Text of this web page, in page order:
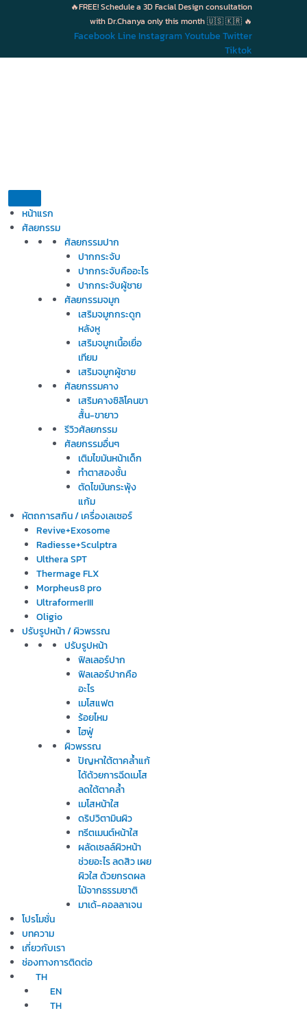
🔥FREE! Schedule a 3D Facial Design consultation
with Dr.Chanya only this month 🇺🇸 🇰🇷 🔥
Facebook Line Instagram Youtube Twitter
Tiktok
หน้าแรก
ศัลยกรรม
ศัลยกรรมปาก
ปากกระจับ
ปากกระจับคืออะไร
ปากกระจับผู้ชาย
ศัลยกรรมจมูก
เสริมจมูกกระดูก
หลังหู
เสริมจมูกเนื้อเยื่อ
เทียม
เสริมจมูกผู้ชาย
ศัลยกรรมคาง
เสริมคางซิลิโคนขา
สั้น-ขายาว
รีวิวศัลยกรรม
ศัลยกรรมอื่นๆ
เติมไขมันหน้าเด็ก
ทำตาสองชั้น
ตัดไขมันกระพุ้ง
แก้ม
หัตถการสกิน / เครื่องเลเซอร์
Revive+Exosome
Radiesse+Sculptra
Ulthera SPT
Thermage FLX
Morpheus8 pro
UltraformerIII
Oligio
ปรับรูปหน้า / ผิวพรรณ
ปรับรูปหน้า
ฟิลเลอร์ปาก
ฟิลเลอร์ปากคือ
อะไร
เมโสแฟต
ร้อยไหม
ไฮฟู่
ผิวพรรณ
ปัญหาใต้ตาคล้ำแก้
ได้ด้วยการฉีดเมโส
ลดใต้ตาคล้ำ
เมโสหน้าใส
ดริปวิตามินผิว
ทรีตเมนต์หน้าใส
ผลัดเซลล์ผิวหน้า
ช่วยอะไร ลดสิว เผย
ผิวใส ด้วยกรดผล
ไม้จากธรรมชาติ
มาเด้-คอลลาเจน
โปรโมชั่น
บทความ
เกี่ยวกับเรา
ช่องทางการติดต่อ
TH
EN
TH